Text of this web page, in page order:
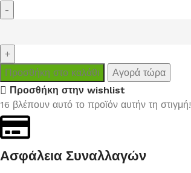
Προσθήκη στο καλάθι
Αγορά τώρα
Προσθήκη στην wishlist
16 βλέπουν αυτό το προϊόν αυτήν τη στιγμή!
Ασφάλεια Συναλλαγών